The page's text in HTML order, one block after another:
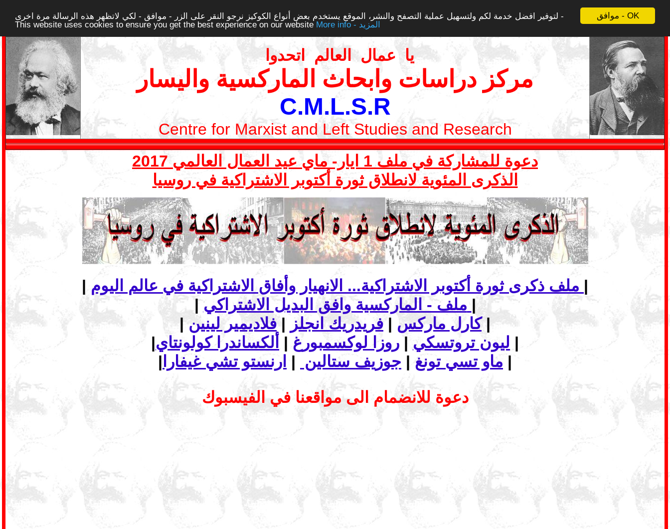
موافق - OK
لتوفير افضل خدمة لكم ولتسهيل عملية التصفح والنشر، الموقع يستخدم بعض أنواع الكوكيز نرجو النقر على الزر - موافق - لكي لاتظهر هذه الرسالة مرة اخرى -
This website uses cookies to ensure you get the best experience on our website
More info - المزيد
يا عمال العالم اتحدوا
مركز دراسات وابحاث الماركسية واليسار
C.M.L.S.R
Centre for Marxist and Left Studies and Research
دعوة للمشاركة في ملف 1 ايار- ماي عيد العمال العالمي 2017
الذكرى المئوية لانطلاق ثورة أكتوبر الاشتراكية في روسيا
|
|
|
|
|
كارل ماركس | فريدريك انجلز |فلاديمير لينين
|
|
ليون تروتسكي | روزا لوكسمبورغ | ألكساندرا كولونتاي
|
|
ماو تسي تونغ | جوزيف ستالين | ارنستو تشي غيفارا
|
دعوة للانضمام الى مواقعنا في الفيسبوك